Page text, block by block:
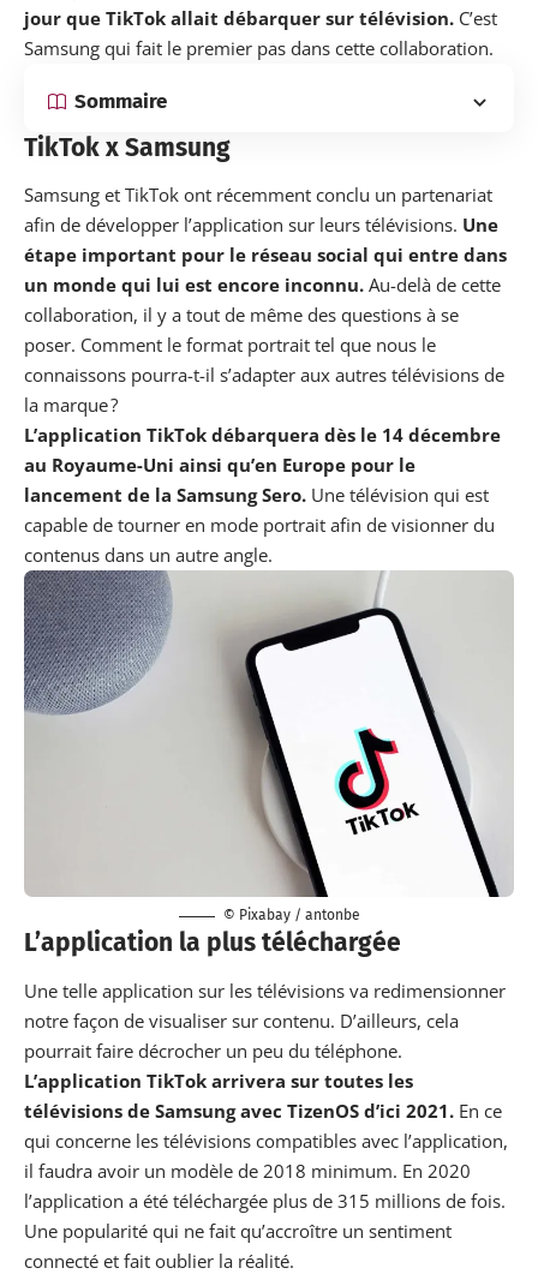
jour que TikTok allait débarquer sur télévision. C’est
Samsung qui fait le premier pas dans cette collaboration.
Sommaire
TikTok x Samsung
Samsung et TikTok ont récemment conclu un partenariat
afin de développer l’application sur leurs télévisions. Une
étape important pour le réseau social qui entre dans
un monde qui lui est encore inconnu. Au-delà de cette
collaboration, il y a tout de même des questions à se
poser. Comment le format portrait tel que nous le
connaissons pourra-t-il s’adapter aux autres télévisions de
la marque ?
L’application TikTok débarquera dès le 14 décembre
au Royaume-Uni ainsi qu’en Europe pour le
lancement de la Samsung Sero. Une télévision qui est
capable de tourner en mode portrait afin de visionner du
contenus dans un autre angle.
© Pixabay / antonbe
L’application la plus téléchargée
Une telle application sur les télévisions va redimensionner
notre façon de visualiser sur contenu. D’ailleurs, cela
pourrait faire décrocher un peu du téléphone.
L’application TikTok arrivera sur toutes les
télévisions de Samsung avec TizenOS d’ici 2021. En ce
qui concerne les télévisions compatibles avec l’application,
il faudra avoir un modèle de 2018 minimum. En 2020
l’application a été téléchargée plus de 315 millions de fois.
Une popularité qui ne fait qu’accroître un sentiment
connecté et fait oublier la réalité.